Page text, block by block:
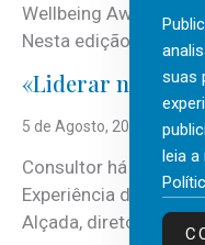
Wellbeing Awards,
Nesta edição, a
«Liderar não é
5 de Agosto, 2026
Consultor há mais de
Experiência do
Alçada, diretor
suas
leia a